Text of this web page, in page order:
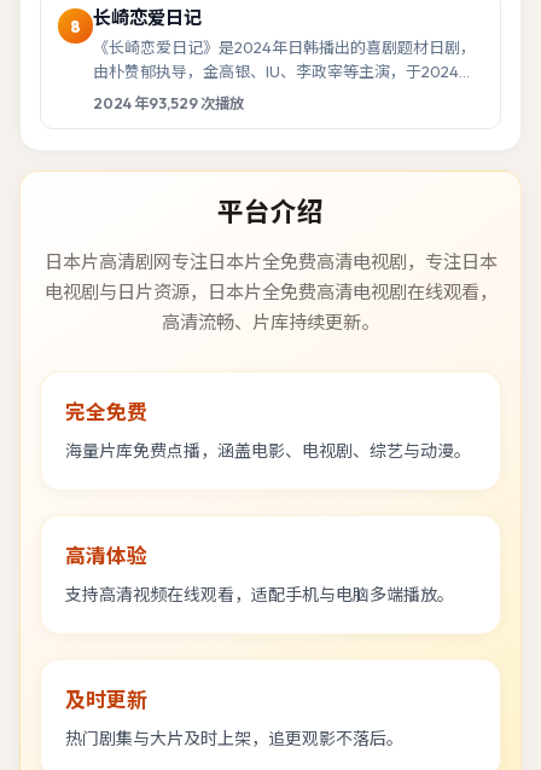
8 长崎恋爱日记
《长崎恋爱日记》是2024年日韩播出的喜剧题材日剧，
由朴赞郁执导，金高银、IU、李政宰等主演，于2024年
6月18日首播。故事以都市生活与人际羁...
2024 年93,529次播放
平台介绍
日本片高清剧网专注日本片全免费高清电视剧 ， 专注日本
电视剧与日片资源，日本片全免费高清电视剧在线观看，
高清流畅、片库持续更新。
完全免费
海量片库免费点播，涵盖电影、电视剧、综艺与动漫。
高清体验
支持高清视频在线观看，适配手机与电脑多端播放。
及时更新
热门剧集与大片及时上架，追更观影不落后。